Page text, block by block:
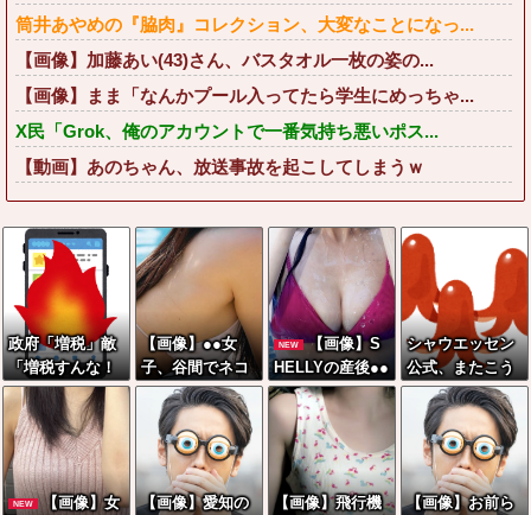
筒井あやめの『脇肉』コレクション、大変なことになっ...
【画像】加藤あい(43)さん、バスタオル一枚の姿の...
【画像】まま「なんかプール入ってたら学生にめっちゃ...
X民「Grok、俺のアカウントで一番気持ち悪いポス...
【動画】あのちゃん、放送事故を起こしてしまうｗ
政府「増税」敵
「増税すんな！
増税メガネ！」
→政府「減税」
敵「減税すん
な！社会保障ど
うなる！」
【画像】●●女
子、谷間でネコ
を飼育してしま
うwwwwww
NEW
【画像】S
HELLYの産後●●
●●、たわわ、た
わわwwww
シャウエッセン
公式、またこう
いうのでいい丼
をポスト
NEW
【画像】女
【画像】愛知の
【画像】飛行機
【画像】お前ら